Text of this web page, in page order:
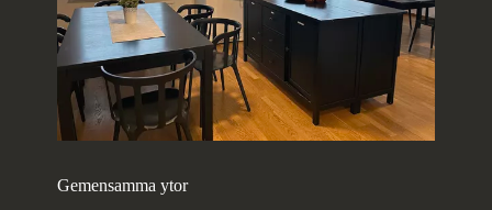
Gemensamma ytor